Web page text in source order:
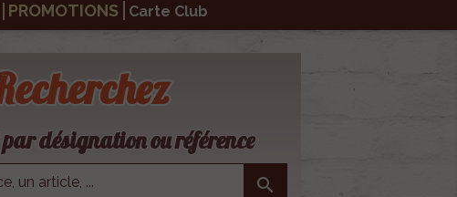
PROMOTIONS Carte Club
désignation ou référence
